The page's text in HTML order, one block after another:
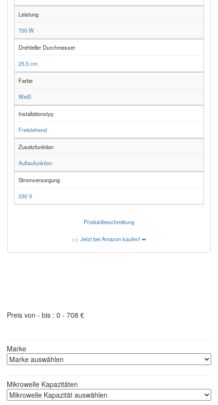
Leistung
700 W
Drehteller Durchmesser
25,5 cm
Farbe
Weiß
Installationstyp
Freistehend
Zusatzfunktion
Auftaufunktion
Stromversorgung
230 V
Produktbeschreibung
>> Jetzt bei Amazon kaufen! ➥
Preis von - bis : 0 - 708 €
Marke
Mikrowelle Kapazitäten